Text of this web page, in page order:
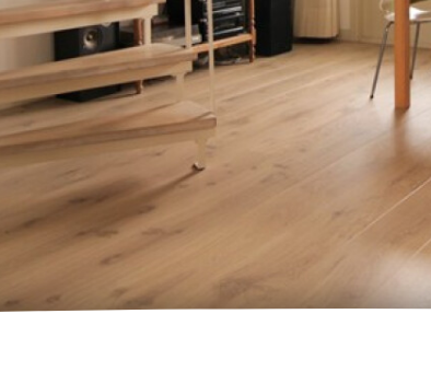
Kan je beter
Alle